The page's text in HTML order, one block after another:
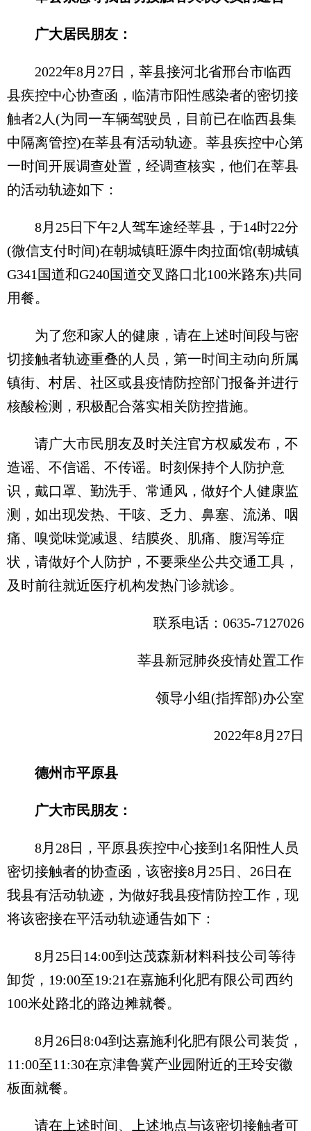
广大居民朋友：
2022年8月27日，莘县接河北省邢台市临西
县疾控中心协查函，临清市阳性感染者的密切接
触者2人(为同一车辆驾驶员，目前已在临西县集
中隔离管控)在莘县有活动轨迹。莘县疾控中心第
一时间开展调查处置，经调查核实，他们在莘县
的活动轨迹如下：
8月25日下午2人驾车途经莘县，于14时22分
(微信支付时间)在朝城镇旺源牛肉拉面馆(朝城镇
G341国道和G240国道交叉路口北100米路东)共同
用餐。
为了您和家人的健康，请在上述时间段与密
切接触者轨迹重叠的人员，第一时间主动向所属
镇街、村居、社区或县疫情防控部门报备并进行
核酸检测，积极配合落实相关防控措施。
请广大市民朋友及时关注官方权威发布，不
造谣、不信谣、不传谣。时刻保持个人防护意
识，戴口罩、勤洗手、常通风，做好个人健康监
测，如出现发热、干咳、乏力、鼻塞、流涕、咽
痛、嗅觉味觉减退、结膜炎、肌痛、腹泻等症
状，请做好个人防护，不要乘坐公共交通工具，
及时前往就近医疗机构发热门诊就诊。
联系电话：0635-7127026
莘县新冠肺炎疫情处置工作
领导小组(指挥部)办公室
2022年8月27日
德州市平原县
广大市民朋友：
8月28日，平原县疾控中心接到1名阳性人员
密切接触者的协查函，该密接8月25日、26日在
我县有活动轨迹，为做好我县疫情防控工作，现
将该密接在平活动轨迹通告如下：
8月25日14:00到达茂森新材料科技公司等待
卸货，19:00至19:21在嘉施利化肥有限公司西约
100米处路北的路边摊就餐。
8月26日8:04到达嘉施利化肥有限公司装货，
11:00至11:30在京津鲁冀产业园附近的王玲安徽
板面就餐。
请在上述时间、上述地点与该密切接触者可